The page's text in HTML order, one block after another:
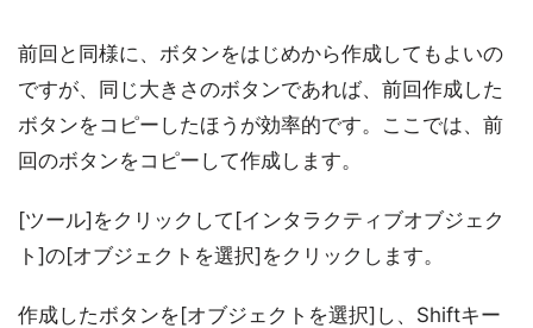
前回と同様に、ボタンをはじめから作成してもよいの
ですが、同じ大きさのボタンであれば、前回作成した
ボタンをコピーしたほうが効率的です。ここでは、前
回のボタンをコピーして作成します。
[ツール]をクリックして[インタラクティブオブジェク
ト]の[オブジェクトを選択]をクリックします。
作成したボタンを[オブジェクトを選択]し、Shiftキー